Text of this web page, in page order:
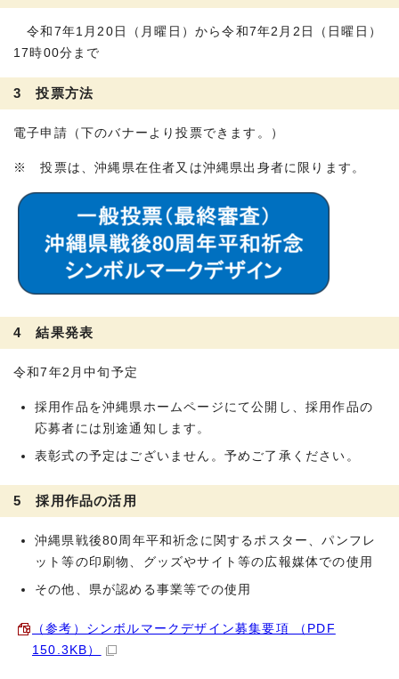
令和7年1月20日（月曜日）から令和7年2月2日（日曜日）
17時00分まで
3 投票方法
電子申請（下のバナーより投票できます。）
※ 投票は、沖縄県在住者又は沖縄県出身者に限ります。
4 結果発表
令和7年2月中旬予定
採用作品を沖縄県ホームページにて公開し、採用作品の
応募者には別途通知します。
表彰式の予定はございません。予めご了承ください。
5 採用作品の活用
沖縄県戦後80周年平和祈念に関するポスター、パンフレ
ット等の印刷物、グッズやサイト等の広報媒体での使用
その他、県が認める事業等での使用
（参考）シンボルマークデザイン募集要項 （PDF
150.3KB）